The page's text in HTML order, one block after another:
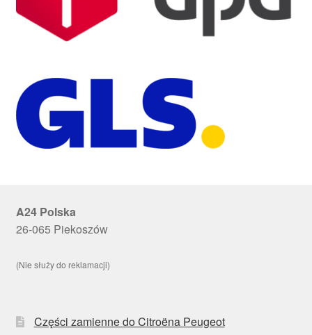
A24 Polska
26-065 Piekoszów
(Nie służy do reklamacji)
Części zamienne do Citroëna Peugeot